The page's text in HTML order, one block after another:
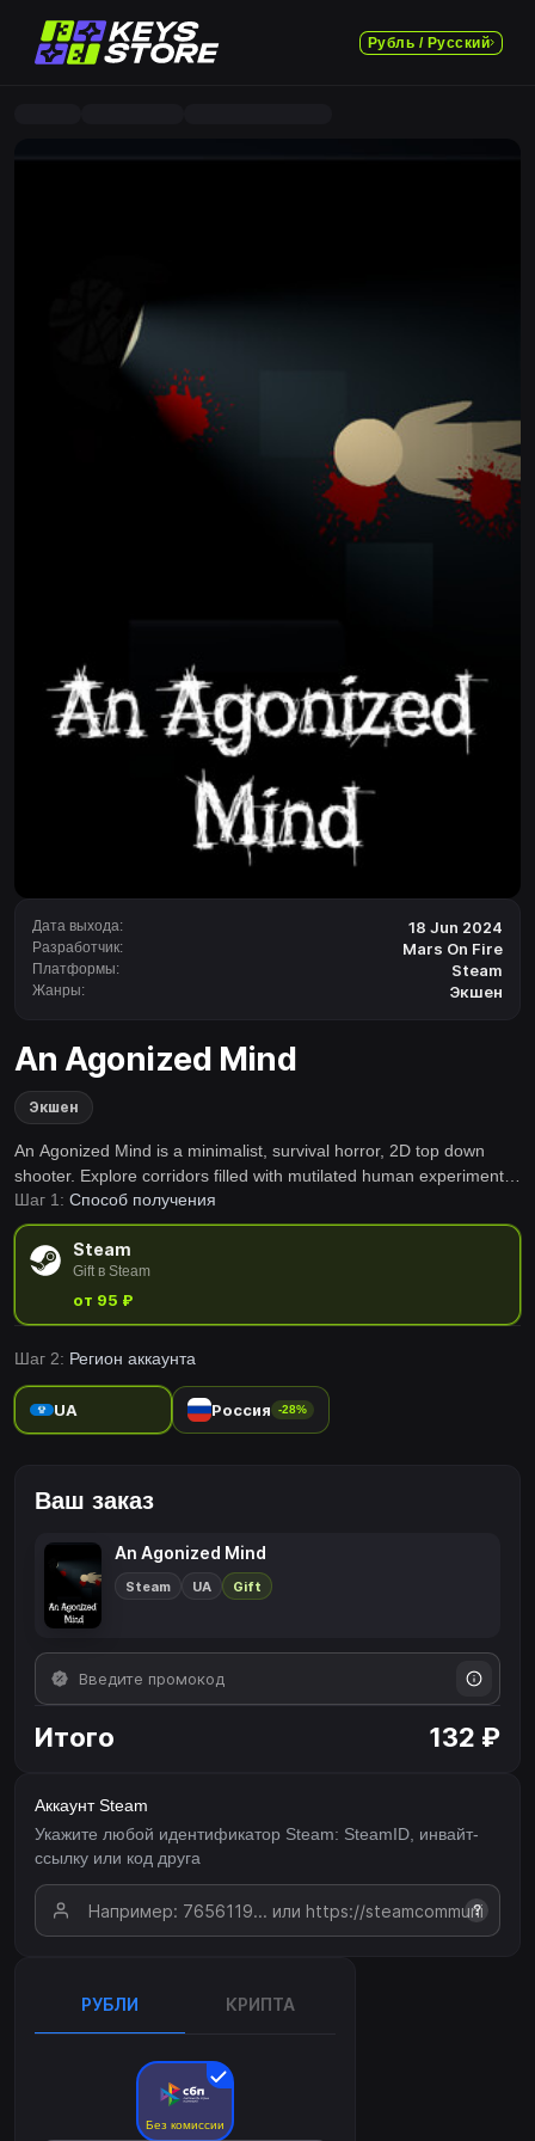
Рубль / Русский
Дата выхода: 18 Jun 2024
Разработчик: Mars On Fire
Платформы: Steam
Жанры: Экшен
An Agonized Mind
Экшен
An Agonized Mind is a minimalist, survival horror, 2D top down
shooter. Explore corridors filled with mutilated human experiments
as you run and shoot your way to freedom. Gather resources and
upgrade yourself, choosing to be robotic or human as you fight
horrors of the compound.
Шаг 1: Способ получения
Steam
Gift в Steam
от 95 ₽
Шаг 2: Регион аккаунта
UA Россия -28%
Ваш заказ
An Agonized Mind
Steam UA Gift
Итого 132 ₽
Аккаунт Steam
Укажите любой идентификатор Steam: SteamID, инвайт-
ссылку или код друга
?
РУБЛИ КРИПТА
Без комиссии